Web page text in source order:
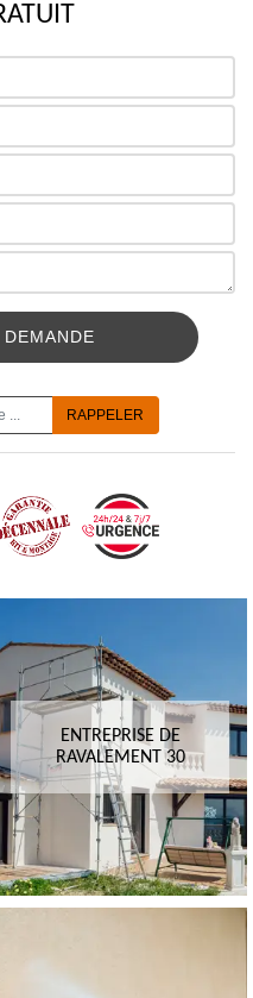
ENTREPRISE DE
RAVALEMENT 30